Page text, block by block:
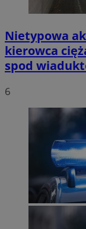
Nietypowa
kierowca
spod
6